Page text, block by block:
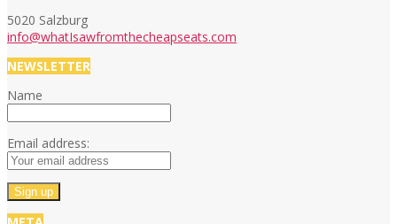
5020 Salzburg
info@whatIsawfromthecheapseats.com
NEWSLETTER
Name
Email address: